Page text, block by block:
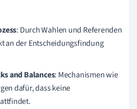
: Durch Wahlen und Referenden
an der Entscheidungsfindung
and Balances: Mechanismen wie
dafür, dass keine